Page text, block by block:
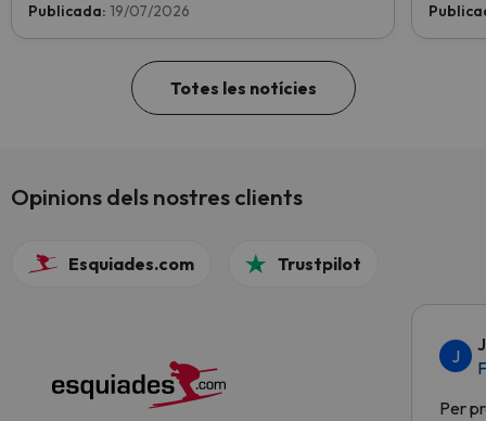
Publicada: 19/07/2026
Totes les notícies
Opinions dels nostres clients
Esquiades.com Trustpilot
J
Per